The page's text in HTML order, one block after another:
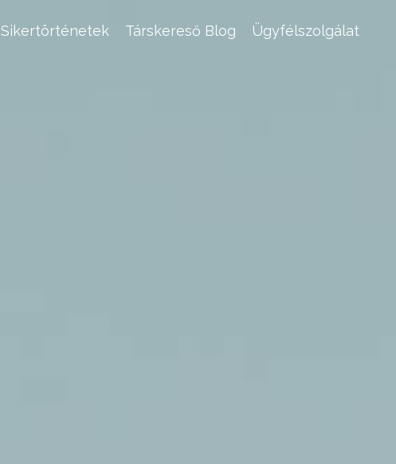
Sikertörténetek Társkereső Blog Ügyfélszolgálat